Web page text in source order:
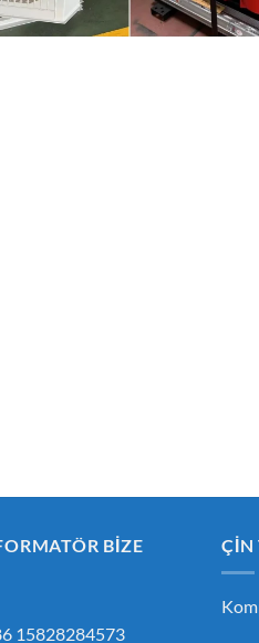
BİZE
15828284573
ÇİN